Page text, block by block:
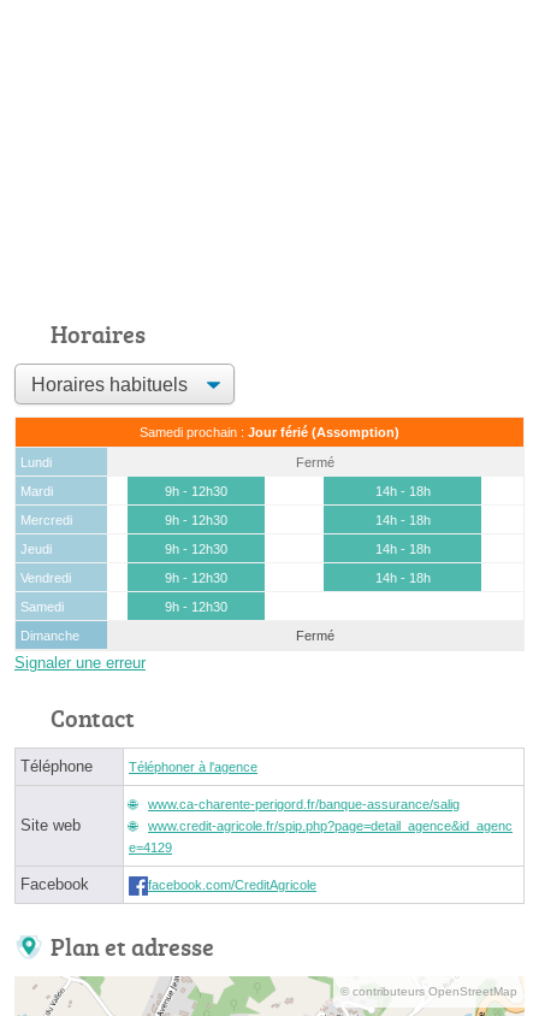
Horaires
Samedi prochain : Jour férié (Assomption)
Lundi
Fermé
Mardi
9h - 12h30
14h - 18h
Mercredi
9h - 12h30
14h - 18h
Jeudi
9h - 12h30
14h - 18h
Vendredi
9h - 12h30
14h - 18h
Samedi
9h - 12h30
Dimanche
Fermé
Signaler une erreur
Contact
Téléphone Téléphoner à l'agence
Site web
www.ca-charente-perigord.fr/banque-assurance/salig
www.credit-agricole.fr/spip.php?page=detail_agence&id_agenc
e=4129
Facebook facebook.com/CreditAgricole
Plan et adresse
© contributeurs OpenStreetMap